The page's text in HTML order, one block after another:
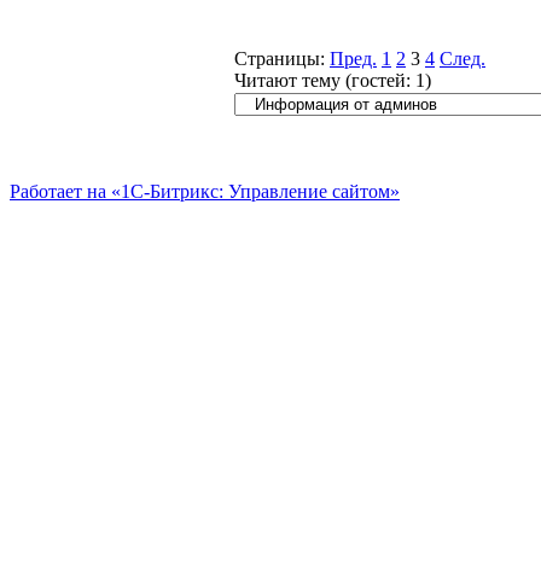
Страницы: Пред. 1 2 3 4 След.
Читают тему (гостей: 1)
Работает на «1С-Битрикс: Управление сайтом»